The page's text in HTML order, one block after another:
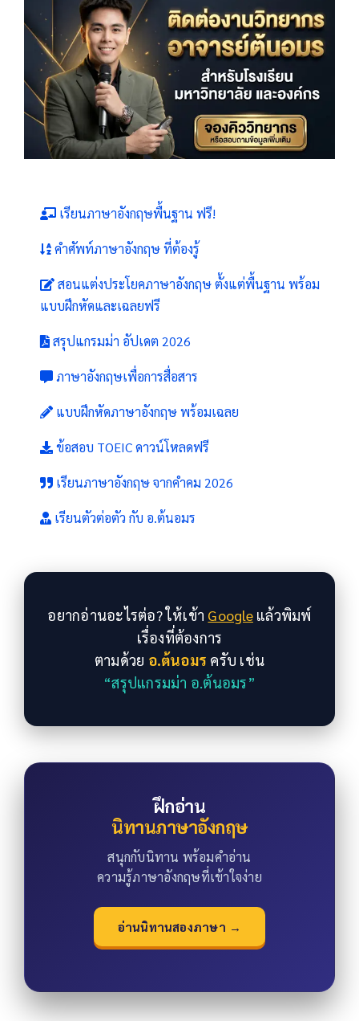
เรียนภาษาอังกฤษพื้นฐาน ฟรี!
คำศัพท์ภาษาอังกฤษ ที่ต้องรู้
สอนแต่งประโยคภาษาอังกฤษ ตั้งแต่พื้นฐาน พร้อม
แบบฝึกหัดและเฉลยฟรี
สรุปแกรมม่า อัปเดต 2026
ภาษาอังกฤษเพื่อการสื่อสาร
แบบฝึกหัดภาษาอังกฤษ พร้อมเฉลย
ข้อสอบ TOEIC ดาวน์โหลดฟรี
เรียนภาษาอังกฤษ จากคำคม 2026
เรียนตัวต่อตัว กับ อ.ต้นอมร
อยากอ่านอะไรต่อ? ให้เข้า Googleแล้วพิมพ์
เรื่องที่ต้องการ
ตามด้วย อ.ต้นอมร ครับ เช่น
“สรุปแกรมม่า อ.ต้นอมร”
ฝึกอ่าน
นิทานภาษาอังกฤษ
สนุกกับนิทาน พร้อมคำอ่าน
ความรู้ภาษาอังกฤษที่เข้าใจง่าย
อ่านนิทานสองภาษา →